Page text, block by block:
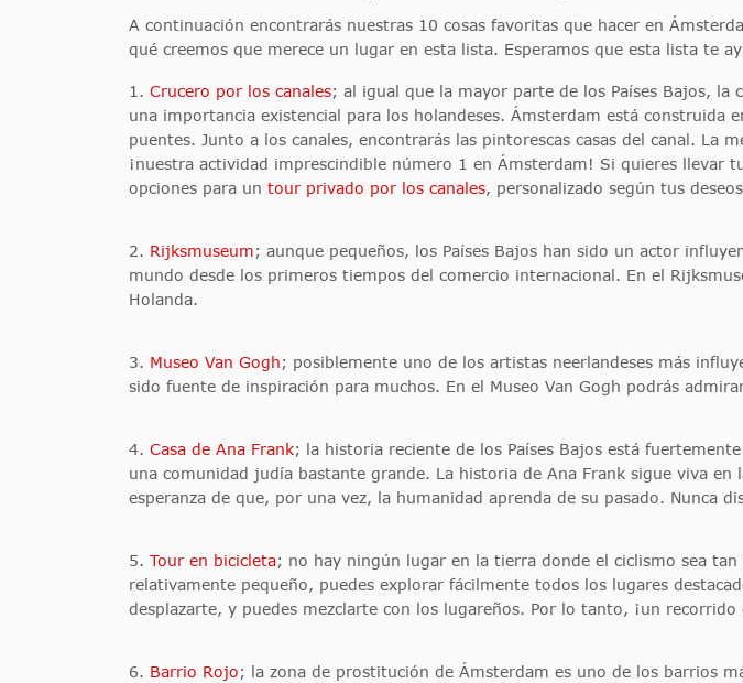
A continuación encontrarás nuestras 10 cosas favoritas que hacer en
qué creemos que merece un lugar en esta lista. Esperamos que esta lista te
1. Crucero por los canales; al igual que la mayor parte de los Países Bajos,
una importancia existencial para los holandeses. Ámsterdam está construida
puentes. Junto a los canales, encontrarás las pintorescas casas del canal.
¡nuestra actividad imprescindible número 1 en Ámsterdam! Si quieres llevar
opciones para un tour privado por los canales, personalizado según tus
2. Rijksmuseum; aunque pequeños, los Países Bajos han sido un actor
mundo desde los primeros tiempos del comercio internacional. En el
Holanda.
3. Museo Van Gogh; posiblemente uno de los artistas neerlandeses más
sido fuente de inspiración para muchos. En el Museo Van Gogh podrás
4. Casa de Ana Frank; la historia reciente de los Países Bajos está
una comunidad judía bastante grande. La historia de Ana Frank sigue viva
esperanza de que, por una vez, la humanidad aprenda de su pasado. Nunca
5. Tour en bicicleta; no hay ningún lugar en la tierra donde el ciclismo sea
relativamente pequeño, puedes explorar fácilmente todos los lugares
desplazarte, y puedes mezclarte con los lugareños. Por lo tanto, ¡un
6. Barrio Rojo; la zona de prostitución de Ámsterdam es uno de los barrios